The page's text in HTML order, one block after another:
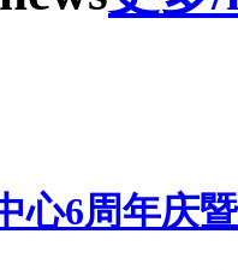
心6周年庆